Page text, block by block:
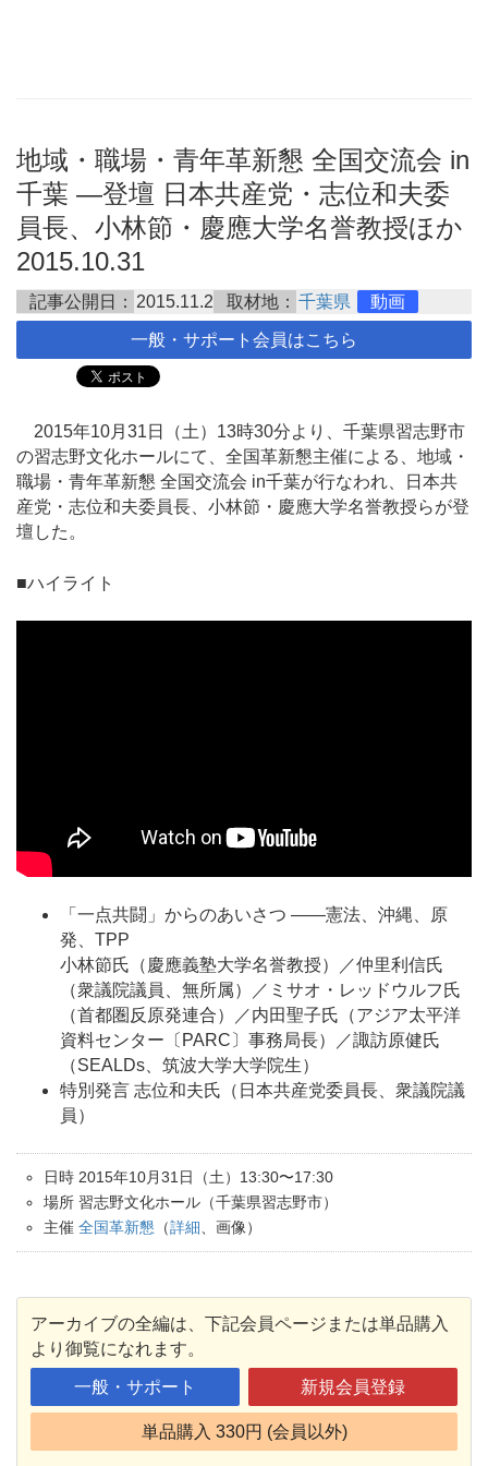
地域・職場・青年革新懇 全国交流会 in
千葉 ―登壇 日本共産党・志位和夫委
員長、小林節・慶應大学名誉教授ほか
2015.10.31
記事公開日： 2015.11.2 取材地： 千葉県 動画
一般・サポート会員はこちら
2015年10月31日（土）13時30分より、千葉県習志野市
の習志野文化ホールにて、全国革新懇主催による、地域・
職場・青年革新懇 全国交流会 in千葉が行なわれ、日本共
産党・志位和夫委員長、小林節・慶應大学名誉教授らが登
壇した。
■ハイライト
「一点共闘」からのあいさつ ――憲法、沖縄、原
発、TPP
小林節氏（慶應義塾大学名誉教授）／仲里利信氏
（衆議院議員、無所属）／ミサオ・レッドウルフ氏
（首都圏反原発連合）／内田聖子氏（アジア太平洋
資料センター〔PARC〕事務局長）／諏訪原健氏
（SEALDs、筑波大学大学院生）
特別発言 志位和夫氏（日本共産党委員長、衆議院議
員）
日時 2015年10月31日（土）13:30〜17:30
場所 習志野文化ホール（千葉県習志野市）
主催 全国革新懇 （詳細、画像）
アーカイブの全編は、下記会員ページまたは単品購入
より御覧になれます。
一般・サポート 新規会員登録
単品購入 330円 (会員以外)